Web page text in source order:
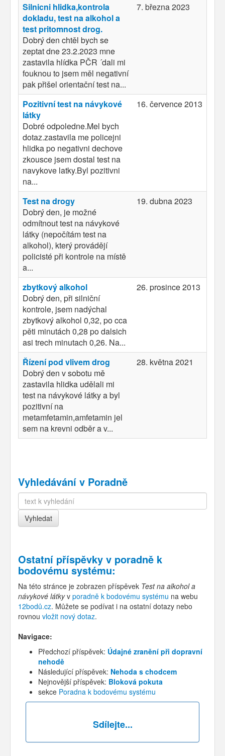
Silnicni hlidka,kontrola
dokladu, test na alkohol a
test pritomnost drog.
Dobrý den chtěl bych se
zeptat dne 23.2.2023 mne
zastavila hlídka PČR ´dali mi
fouknou to jsem měl negativní
pak přišel orientační test na...
7. března 2023
Pozitivní test na návykové
látky
Dobré odpoledne.Mel bych
dotaz.zastavila me policejni
hlidka po negativni dechove
zkousce jsem dostal test na
navykove latky.Byl pozitivni
na...
16. července 2013
Test na drogy
Dobrý den, je možné
odmítnout test na návykové
látky (nepočítám test na
alkohol), který provádějí
policisté při kontrole na místě
a...
19. dubna 2023
zbytkový alkohol
Dobrý den, při silniční
kontrole, jsem nadýchal
zbytkový alkohol 0,32, po cca
pěti minutách 0,28 po dalsich
asi trech minutach 0,26. Na...
26. prosince 2013
Řízení pod vlivem drog
Dobrý den v sobotu mě
zastavila hlidka udělali mi
test na návykové látky a byl
pozitivní na
metamfetamin,amfetamin jel
sem na krevni odběr a v...
28. května 2021
Vyhledávání v Poradně
Ostatní příspěvky v poradně k
bodovému systému:
Na této stránce je zobrazen příspěvek Test na alkohol a
návykové látkyv poradně k bodovému systému na webu
12bodů.cz. Můžete se podívat i na ostatní dotazy nebo
rovnou vložit nový dotaz.
Navigace:
Předchozí příspěvek: Údajné zranění při dopravní
nehodě
Následující příspěvek: Nehoda s chodcem
Nejnovější příspěvek: Bloková pokuta
sekce Poradna k bodovému systému
Sdílejte...